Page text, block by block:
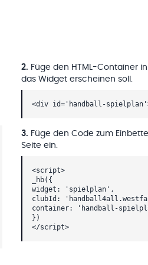
2. Füge den HTML-Container
das Widget erscheinen soll.
<div id='handball-
3. Füge den Code zum
Seite ein.
<script>
_hb({
widget: 'spielplan',
clubId:
container: 'handball-
})
</script>